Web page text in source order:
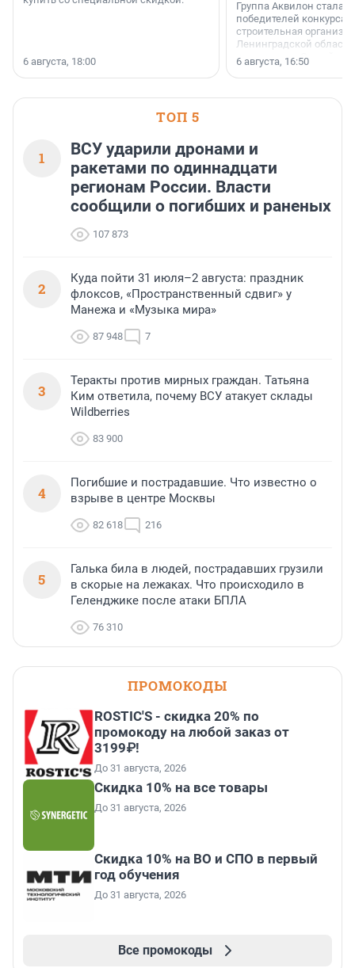
6 августа, 18:00
Группа Аквилон стала
победителей конкурса
строительная
Ленинградской области
номинации «Самый
застройщик
области».
6 августа, 16:50
ТОП 5
1
ВСУ ударили дронами и
ракетами по одиннадцати
регионам России. Власти
сообщили о погибших и раненых
107 873
2
Куда пойти 31 июля–2 августа: праздник
флоксов, «Пространственный сдвиг» у
Манежа и «Музыка мира»
87 948 7
3
Теракты против мирных граждан. Татьяна
Ким ответила, почему ВСУ атакует склады
Wildberries
83 900
4
Погибшие и пострадавшие. Что известно о
взрыве в центре Москвы
82 618 216
5
Галька била в людей, пострадавших грузили
в скорые на лежаках. Что происходило в
Геленджике после атаки БПЛА
76 310
ПРОМОКОДЫ
ROSTIC'S - скидка 20% по
промокоду на любой заказ от
3199₽!
До 31 августа, 2026
Скидка 10% на все товары
До 31 августа, 2026
Скидка 10% на ВО и СПО в первый
год обучения
До 31 августа, 2026
Все промокоды